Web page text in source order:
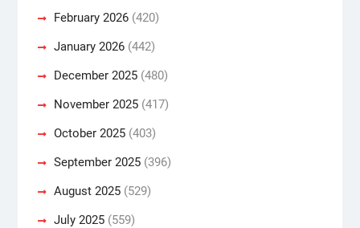
February 2026(420)
January 2026(442)
December 2025(480)
November 2025(417)
October 2025(403)
September 2025(396)
August 2025(529)
July 2025(559)